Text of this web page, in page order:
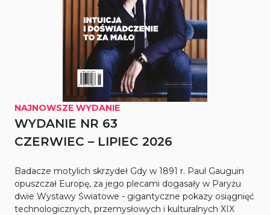
NAJNOWSZE WYDANIE
WYDANIE NR 63
CZERWIEC – LIPIEC 2026
Badacze motylich skrzydeł Gdy w 1891 r. Paul Gauguin
opuszczał Europę, za jego plecami dogasały w Paryżu
dwie Wystawy Światowe - gigantyczne pokazy osiągnięć
technologicznych, przemysłowych i kulturalnych XIX